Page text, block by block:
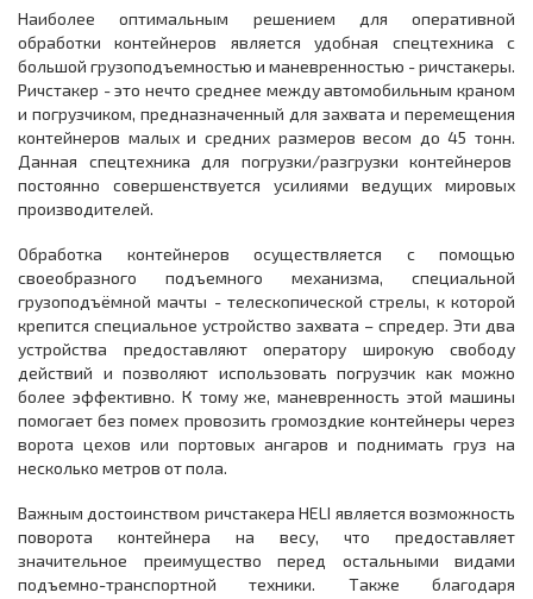
Наиболее оптимальным решением для оперативной
обработки контейнеров является удобная спецтехника с
большой грузоподъемностью и маневренностью - ричстакеры.
Ричстакер - это нечто среднее между автомобильным краном
и погрузчиком, предназначенный для захвата и перемещения
контейнеров малых и средних размеров весом до 45 тонн.
Данная спецтехника для погрузки/разгрузки контейнеров
постоянно совершенствуется усилиями ведущих мировых
производителей.
Обработка контейнеров осуществляется с помощью
своеобразного подъемного механизма, специальной
грузоподъёмной мачты - телескопической стрелы, к которой
крепится специальное устройство захвата – спредер. Эти два
устройства предоставляют оператору широкую свободу
действий и позволяют использовать погрузчик как можно
более эффективно. К тому же, маневренность этой машины
помогает без помех провозить громоздкие контейнеры через
ворота цехов или портовых ангаров и поднимать груз на
несколько метров от пола.
Важным достоинством ричстакера HELI является возможность
поворота контейнера на весу, что предоставляет
значительное преимущество перед остальными видами
подъемно-транспортной техники. Также благодаря